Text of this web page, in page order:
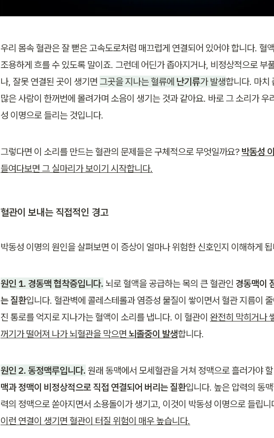
우리 몸속 혈관은 잘 뻗은 고속도로처럼 매끄럽게 연결되어 있어야 합니다. 혈
조용하게 흐를 수 있도록 말이죠. 그런데 어딘가 좁아지거나, 비정상적으로 부
나, 잘못 연결된 곳이 생기면 그곳을 지나는 혈류에 난기류가 발생합니다. 마치
많은 사람이 한꺼번에 몰려가며 소음이 생기는 것과 같아요. 바로 그 소리가 우
성 이명으로 들리는 것입니다.
그렇다면 이 소리를 만드는 혈관의 문제들은 구체적으로 무엇일까요? 박동성
들여다보면 그 실마리가 보이기 시작합니다.
혈관이 보내는 직접적인 경고
박동성 이명의 원인을 살펴보면 이 증상이 얼마나 위험한 신호인지 이해하게
원인 1. 경동맥 협착증입니다. 뇌로 혈액을 공급하는 목의 큰 혈관인 경동맥이
는 질환입니다. 혈관벽에 콜레스테롤과 염증성 물질이 쌓이면서 혈관 지름이
진 통로를 억지로 지나가는 혈액이 소리를 냅니다. 이 혈관이 완전히 막히거나
꺼기가 떨어져 나가 뇌혈관을 막으면 뇌졸중이 발생합니다.
원인 2. 동정맥루입니다. 원래 동맥에서 모세혈관을 거쳐 정맥으로 흘러가야
맥과 정맥이 비정상적으로 직접 연결되어 버리는 질환입니다. 높은 압력의 동
력의 정맥으로 쏟아지면서 소용돌이가 생기고, 이것이 박동성 이명으로 들립니
이런 연결이 생기면 혈관이 터질 위험이 매우 높습니다.